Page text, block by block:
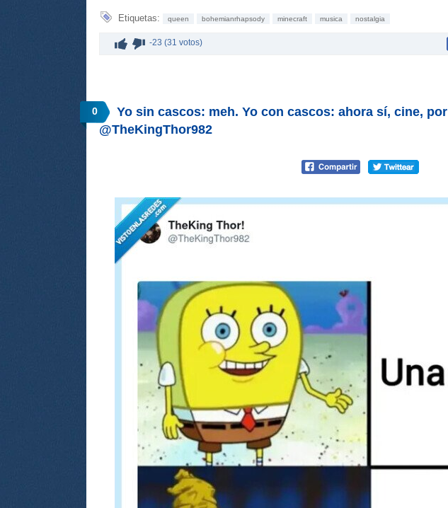
Etiquetas: queen bohemianrhapsody minecraft musica nostalgia
-23 (31 votos)
0
Yo sin cascos: meh. Yo con cascos: ahora sí, cine, por
@TheKingThor982